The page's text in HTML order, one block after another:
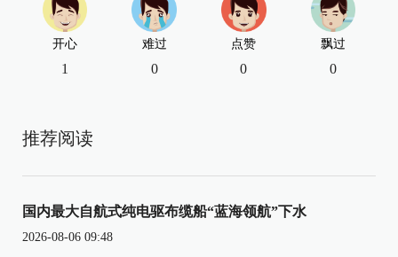
开心
1
难过
0
点赞
0
飘过
0
推荐阅读
国内最大自航式纯电驱布缆船“蓝海领航”下水
2026-08-06 09:48